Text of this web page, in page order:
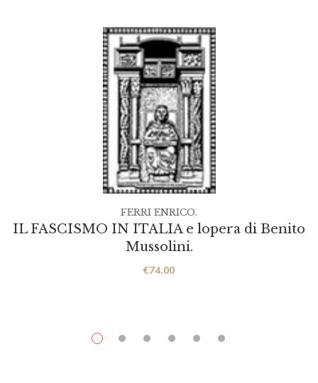
IL FASCISMO IN ITALIA e lopera di Benito
Mussolini.
€74.00
FERRI ENRICO.